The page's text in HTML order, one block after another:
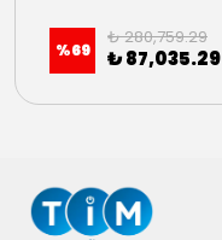
%69
₺ 280,759.29
₺ 87,035.29